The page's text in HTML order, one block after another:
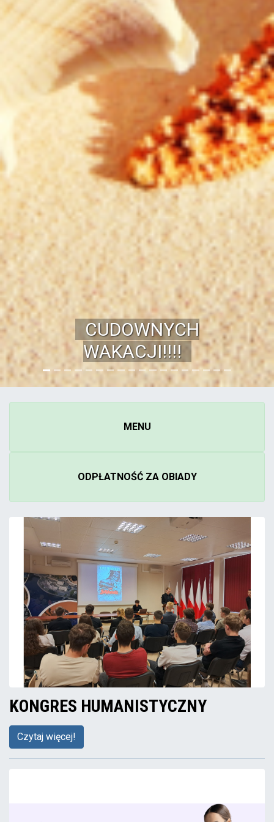
OFERTA
EDUKACYJNA -
2026/2027
ZAPRASZAMY DO
ZAKŁADKI REKRUTACJA
MENU
ODPŁATNOŚĆ ZA OBIADY
KONGRES HUMANISTYCZNY
Czytaj więcej!